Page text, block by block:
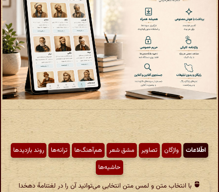
اطّلاعات واژگان تصاویر مشق شعر هم‌آهنگ‌ها ترانه‌ها
روند بازدیدها
حاشیه‌ها
با انتخاب متن و لمس متن انتخابی می‌توانید آن را در لغتنامهٔ دهخدا